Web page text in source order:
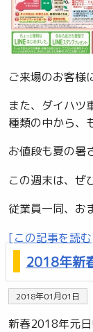
ご来場のお客様
また、ダイハツ
種類の中から、
お値段も夏の暑
この週末は、ぜ
従業員一同、お
[この記事を読
2018年新
2018年01月01日
新春2018年元日